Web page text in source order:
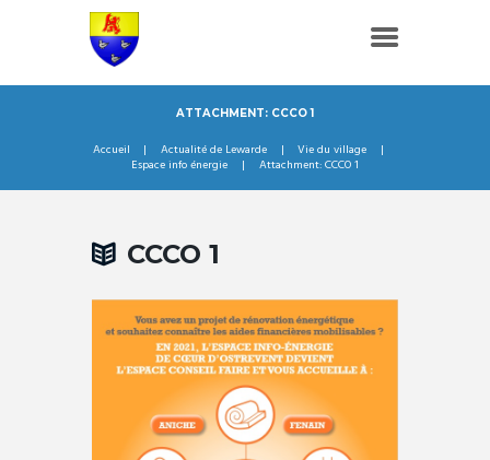
ATTACHMENT: CCCO 1
Accueil Actualité de Lewarde
Vie du village
Espace info énergie
Attachment: CCCO 1
CCCO 1